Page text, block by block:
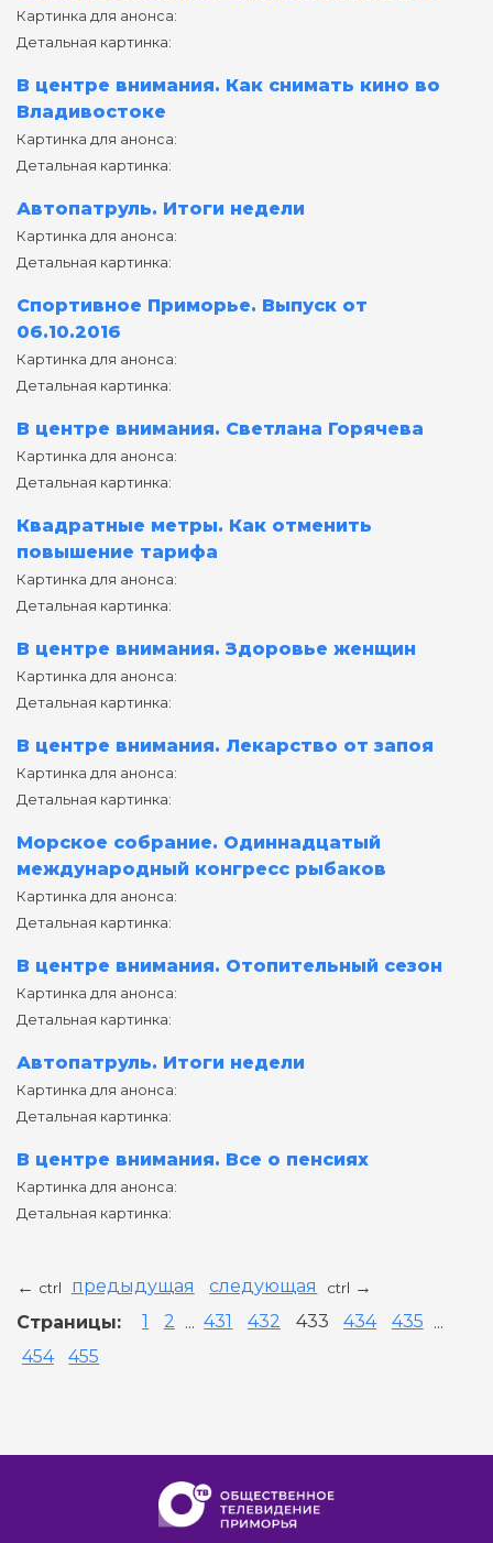
Картинка для анонса:
Детальная картинка:
В центре внимания. Как снимать кино во
Владивостоке
Картинка для анонса:
Детальная картинка:
Автопатруль. Итоги недели
Картинка для анонса:
Детальная картинка:
Спортивное Приморье. Выпуск от
06.10.2016
Картинка для анонса:
Детальная картинка:
В центре внимания. Светлана Горячева
Картинка для анонса:
Детальная картинка:
Квадратные метры. Как отменить
повышение тарифа
Картинка для анонса:
Детальная картинка:
В центре внимания. Здоровье женщин
Картинка для анонса:
Детальная картинка:
В центре внимания. Лекарство от запоя
Картинка для анонса:
Детальная картинка:
Морское собрание. Одиннадцатый
международный конгресс рыбаков
Картинка для анонса:
Детальная картинка:
В центре внимания. Отопительный сезон
Картинка для анонса:
Детальная картинка:
Автопатруль. Итоги недели
Картинка для анонса:
Детальная картинка:
В центре внимания. Все о пенсиях
Картинка для анонса:
Детальная картинка:
← ctrl предыдущая следующая ctrl →
Страницы: 1 2 ... 431 432 433 434 435 ...
454
455